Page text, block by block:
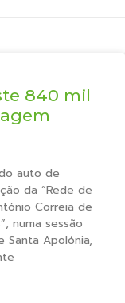
840 mil
auto de
da “Rede de
Correia de
numa sessão
Santa Apolónia,